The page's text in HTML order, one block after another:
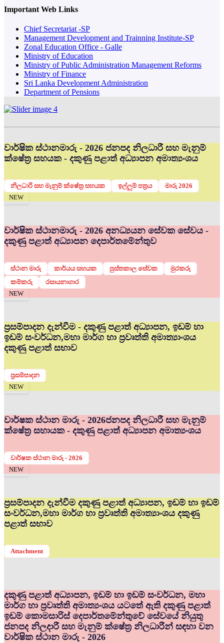
Important Web Links
Chief Secretariat -SP
Management Development and Trainning Institute-SP
Zonal Education Office - Galle
Ministry of Education
Ministry of Public Administration Management Reforms
Ministry of Finance
Sri Lanka Development Administration
Department of Pensions
වාර්ෂික ස්ථානමාරු - 2026 ජනපද නිලධාරී සහ මැනුම්
ක්ෂේත්‍ර සහයක - දකුණු පළාත් අධ්‍යාපන අමාත්‍යංශය
නිලධාරි සහ මැනුම් ක්ෂේත්‍ර සහයක ඉල්ලුම් පත්‍රය
මාරු 2026
NEW
වාර්ෂික ස්ථානමාරු - 2026 අනධ්‍යයන සේවක සේවය -
දකුණු පළාත් අධ්‍යාපන දෙපාර්තමේන්තුව
ස්ථාන මාරු කාර්යය සහයක පුස්තකාල සේවක
මුරකරු
කම්කරු
රසායනාගාර
NEW
ප්‍රසම්පාදන දැන්වීම - දකුණු පළාත් අධ්‍යාපන, ඉඩම් හා
ඉඩම් සංවර්ධන,මහා මාර්ග හා ප්‍රවෘත්ති අමාත්‍යාංශය
දකුණු පළාත් සභාව
ප්‍රසම්පාදන
NEW
වාර්ෂක ස්ථාන මාරු - 2026ජනපද නිලධාරී සහ මැනුම්
ක්ෂේත්‍ර සහායක - දකුණු පළාත් අධ්‍යාපන අමාත්‍යංශය
වාර්ෂක ස්ථාන මාරු - 2026
NEW
ප්‍රසම්පාදන දැන්වීම දකුණු පළාත් අධ්‍යාපන, ඉඩම් හා ඉඩම්
සංවර්ධන,මහා මාර්ග හා ප්‍රවෘත්ති අමාත්‍යාංශය දකුණු
පළාත් සභාව
Attachment
දකුණු පළාත් අධ්‍යාපන, ඉඩම් හා ඉඩම් සංවර්ධන, මහා
මාර්ග හා ප්‍රවෘත්ති අමාත්‍යංශය යටතේ ඇති දකුණු පළාත්
ඉඩම් කොමසාරිස් දෙපාර්තමේන්තුවේ සේවයේ නියුතු
ජනපද නිලදාරී සහ මැනුම් ක්ෂේත්‍ර නිලධාරීන් සඳහා වන
වාර්ෂික ස්ථාන මාරු - 2026